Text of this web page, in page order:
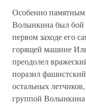
Особенно памятным
Волынкина был бой
первом заходе его
горящей машине
преодолел
поразил
остальных
группой Волынкина